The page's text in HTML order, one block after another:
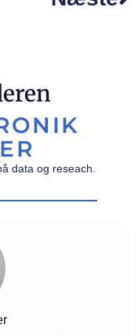
data og reseach.